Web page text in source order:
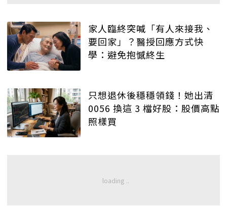
家人臨終突喊「有人來接我、
要回家」？醫授回應方式快
學：避免抱憾終生
只想退休後穩穩領錢！她出清
0056 換這 3 檔好股：股價高點
照樣買